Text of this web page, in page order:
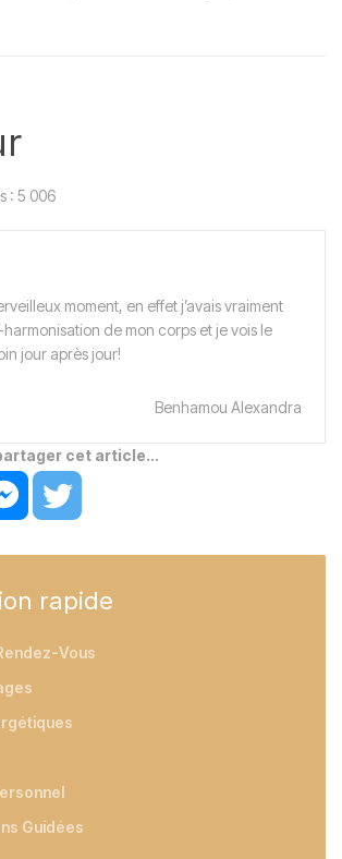
: 5 006
moment, en effet j’avais vraiment
harmonisation de mon corps et je vois le
jour après jour!
Benhamou Alexandra
cet article...
rapide
Vous
Guidées